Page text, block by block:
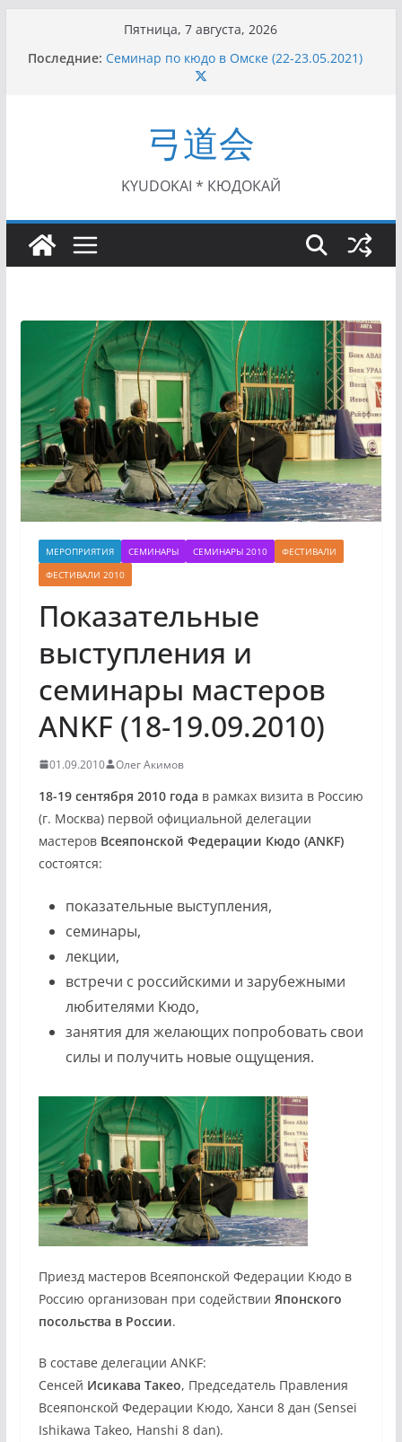
содержимому
Пятница, 7 августа, 2026
Последние: Семинар по кюдо в Омске (22-23.05.2021)
Чемпионат Росcии, Дёмино (2-5.09.2021)
II Кубок Посла Японии в России по Кюдо,
Орёл (25.07.2021)
I этап Кубка Московской области по Кюдо /
Сейдокан II (27.06.2021)
弓道会
KYUDOKAI * КЮДОКАЙ
МЕРОПРИЯТИЯ СЕМИНАРЫ СЕМИНАРЫ 2010
ФЕСТИВАЛИ
ФЕСТИВАЛИ 2010
Показательные
выступления и
семинары мастеров
ANKF (18-19.09.2010)
01.09.2010 Олег Акимов
18-19 сентября 2010 года в рамках визита в Россию
(г. Москва) первой официальной делегации
мастеров Всеяпонской Федерации Кюдо (ANKF)
состоятся:
показательные выступления,
семинары,
лекции,
встречи с российскими и зарубежными
любителями Кюдо,
занятия для желающих попробовать свои
силы и получить новые ощущения.
Приезд мастеров Всеяпонской Федерации Кюдо в
Россию организован при содействии Японского
посольства в России.
В составе делегации ANKF:
Сенсей Исикава Такео, Председатель Правления
Всеяпонской Федерации Кюдо, Ханси 8 дан (Sensei
Ishikawa Takeo, Hanshi 8 dan).